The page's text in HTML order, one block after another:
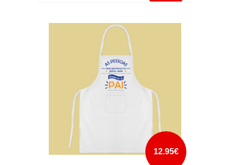
mais info
add à lista
12.95€